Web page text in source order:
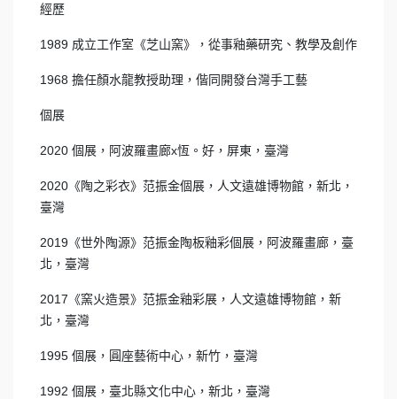
經歷
1989 成立工作室《芝山窯》，從事釉藥研究、教學及創作
1968 擔任顏水龍教授助理，偕同開發台灣手工藝
個展
2020 個展，阿波羅畫廊x恆。好，屏東，臺灣
2020《陶之彩衣》范振金個展，人文遠雄博物館，新北，
臺灣
2019《世外陶源》范振金陶板釉彩個展，阿波羅畫廊，臺
北，臺灣
2017《窯火造景》范振金釉彩展，人文遠雄博物館，新
北，臺灣
1995 個展，圓座藝術中心，新竹，臺灣
1992 個展，臺北縣文化中心，新北，臺灣